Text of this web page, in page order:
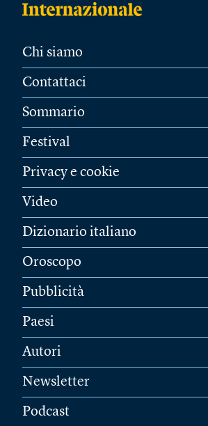
Chi siamo
Contattaci
Sommario
Festival
Privacy e cookie
Video
Dizionario italiano
Oroscopo
Pubblicità
Paesi
Autori
Newsletter
Podcast